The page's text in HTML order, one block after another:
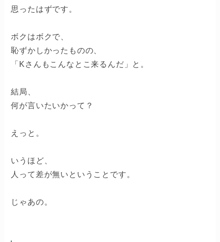
思ったはずです。
ボクはボクで、
恥ずかしかったものの、
「Kさんもこんなとこ来るんだ」と。
結局、
何が言いたいかって？
えっと。
いうほど、
人って差が無いということです。
じゃあの。